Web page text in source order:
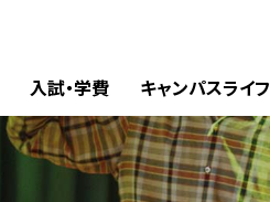
入試・学費 キャンパスライフ